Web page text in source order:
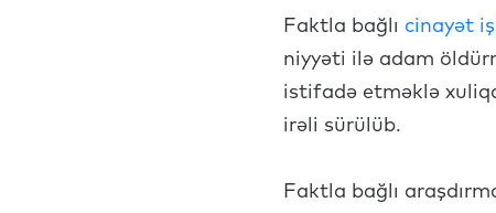
Faktla bağlı cinayət
niyyəti ilə adam
istifadə etməklə
irəli sürülüb.
Faktla bağlı